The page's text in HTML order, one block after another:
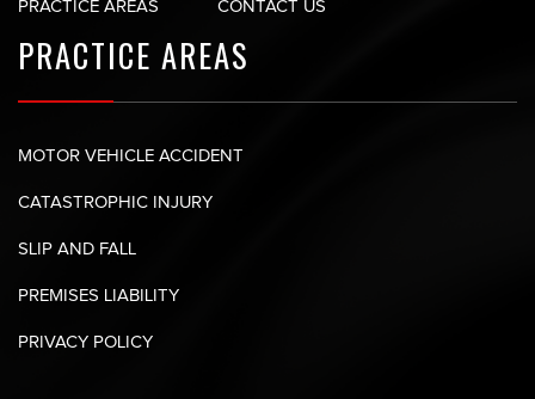
PRACTICE AREAS CONTACT US
PRACTICE AREAS
MOTOR VEHICLE ACCIDENT
CATASTROPHIC INJURY
SLIP AND FALL
PREMISES LIABILITY
PRIVACY POLICY